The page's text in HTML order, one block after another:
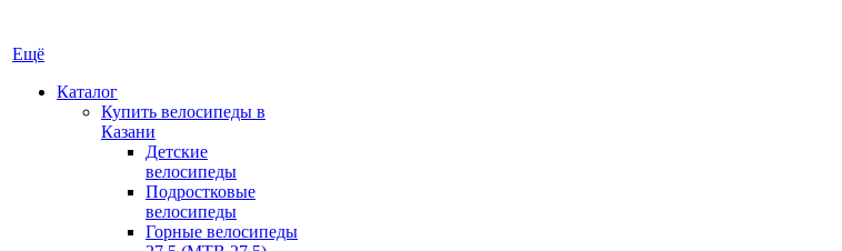
Ещё
Каталог
Купить велосипеды в
Казани
Детские
велосипеды
Подростковые
велосипеды
Горные велосипеды